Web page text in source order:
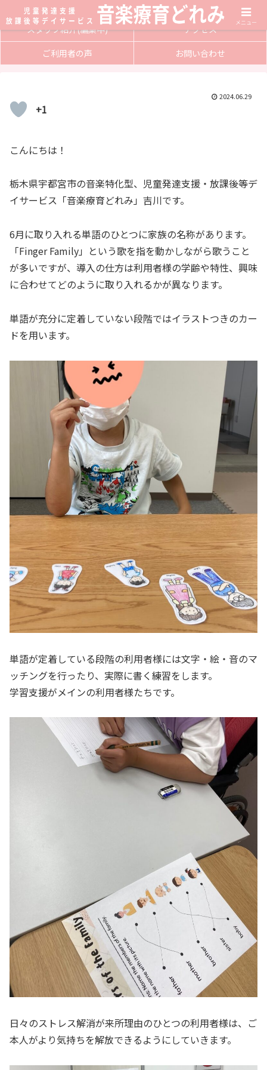
サービス内容
入会方法
スタッフ紹介(編集中)
アクセス
ご利用者の声
お問い合わせ
2024.06.29
+1
こんにちは！
栃木県宇都宮市の音楽特化型、児童発達支援・放課後等デ
イサービス「音楽療育どれみ」吉川です。
6月に取り入れる単語のひとつに家族の名称があります。
「Finger Family」という歌を指を動かしながら歌うこと
が多いですが、導入の仕方は利用者様の学齢や特性、興味
に合わせてどのように取り入れるかが異なります。
単語が充分に定着していない段階ではイラストつきのカー
ドを用います。
単語が定着している段階の利用者様には文字・絵・音のマ
ッチングを行ったり、実際に書く練習をします。
学習支援がメインの利用者様たちです。
日々のストレス解消が来所理由のひとつの利用者様は、ご
本人がより気持ちを解放できるようにしていきます。
メニュー